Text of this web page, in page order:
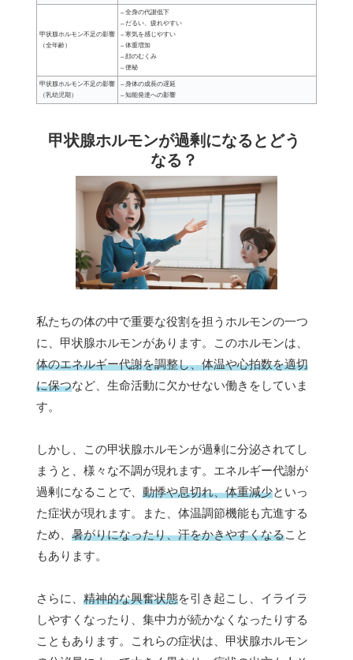
甲状腺ホルモン不足の影響
（全年齢）
– 全身の代謝低下
– だるい、疲れやすい
– 寒気を感じやすい
– 体重増加
– 顔のむくみ
– 便秘
甲状腺ホルモン不足の影響
（乳幼児期）
– 身体の成長の遅延
– 知能発達への影響
甲状腺ホルモンが過剰になるとどう
なる？
私たちの体の中で重要な役割を担うホルモンの一つ
に、甲状腺ホルモンがあります。このホルモンは、
体のエネルギー代謝を調整し、体温や心拍数を適切
に保つなど、生命活動に欠かせない働きをしていま
す。
しかし、この甲状腺ホルモンが過剰に分泌されてし
まうと、様々な不調が現れます。エネルギー代謝が
過剰になることで、 動悸や息切れ、体重減少といっ
た症状が現れます。また、体温調節機能も亢進する
ため、 暑がりになったり、汗をかきやすくなること
もあります。
さらに、 精神的な興奮状態を引き起こし、イライラ
しやすくなったり、集中力が続かなくなったりする
こともあります。これらの症状は、甲状腺ホルモン